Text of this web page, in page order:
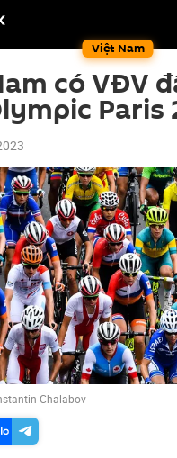
Việt Nam
có VĐV
Paris
Chalabov